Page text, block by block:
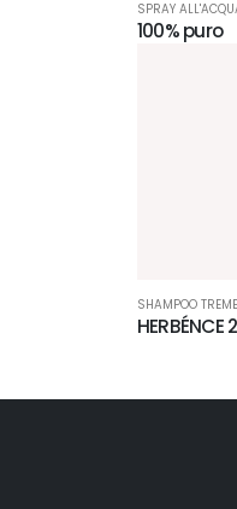
SPRAY
100% puro
SHAMPOO
HERBÉNCE